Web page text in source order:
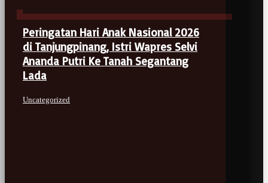
Peringatan Hari Anak Nasional 2026
di Tanjungpinang, Istri Wapres Selvi
Ananda Putri Ke Tanah Segantang
Lada
Uncategorized